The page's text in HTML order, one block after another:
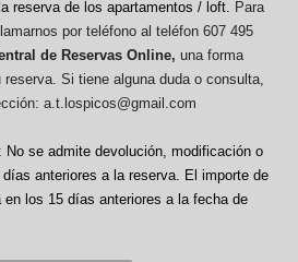
reserva de los apartamentos / loft. Para
por teléfono al teléfon 607 495
de Reservas Online, una forma
Si tiene alguna duda o consulta,
a.t.lospicos@gmail.com
: No se admite devolución, modificación o
anteriores a la reserva. El importe de
en los 15 días anteriores a la fecha de